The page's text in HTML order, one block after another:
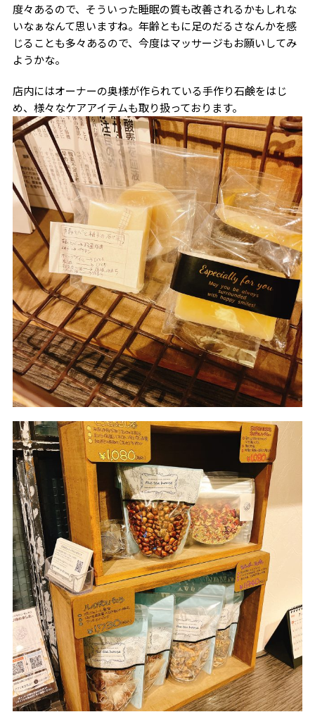
度々あるので、そういった睡眠の質も改善されるかもしれな
いなぁなんて思いますね。年齢ともに足のだるさなんかを感
じることも多々あるので、今度はマッサージもお願いしてみ
ようかな。
店内にはオーナーの奥様が作られている手作り石鹸をはじ
め、様々なケアアイテムも取り扱っております。